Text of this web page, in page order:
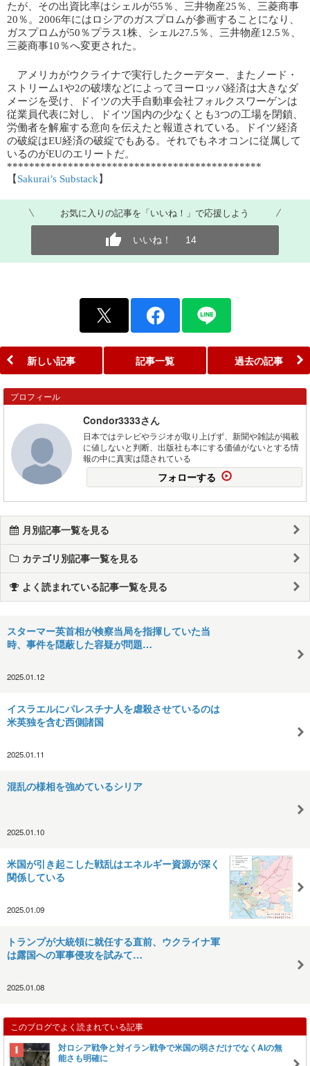
たが、その出資比率はシェルが55％、三井物産25％、三菱商事
20％。2006年にはロシアのガスプロムが参画することになり、
ガスプロムが50％プラス1株、シェル27.5％、三井物産12.5％、
三菱商事10％へ変更された。
アメリカがウクライナで実行したクーデター、またノード・
ストリーム1や2の破壊などによってヨーロッパ経済は大きなダ
メージを受け、ドイツの大手自動車会社フォルクスワーゲンは
従業員代表に対し、ドイツ国内の少なくとも3つの工場を閉鎖、
労働者を解雇する意向を伝えたと報道されている。ドイツ経済
の破綻はEU経済の破綻でもある。それでもネオコンに従属して
いるのがEUのエリートだ。
**********************************************
【​ Sakurai’s Substack ​】
お気に入りの記事を「いいね！」で応援しよう
いいね！ 14
新しい記事 記事一覧 過去の記事
プロフィール
Condor3333さん
日本ではテレビやラジオが取り上げず、新聞や雑誌が掲載
に値しないと判断、出版社も本にする価値がないとする情
報の中に真実は隠されている
フォローする
月別記事一覧を見る
カテゴリ別記事一覧を見る
よく読まれている記事一覧を見る
スターマー英首相が検察当局を指揮していた当
時、事件を隠蔽した容疑が問題…
2025.01.12
イスラエルにパレスチナ人を虐殺させているのは
米英独を含む西側諸国
2025.01.11
混乱の様相を強めているシリア
2025.01.10
米国が引き起こした戦乱はエネルギー資源が深く
関係している
2025.01.09
トランプが大統領に就任する直前、ウクライナ軍
は露国への軍事侵攻を試みて…
2025.01.08
このブログでよく読まれている記事
対ロシア戦争と対イラン戦争で米国の弱さだけでなくAIの無
能さも明確に